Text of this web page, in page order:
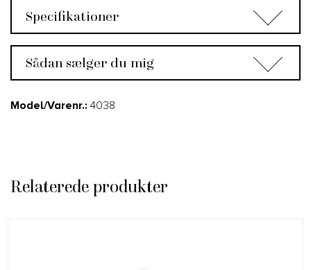
Specifikationer
Sådan sælger du mig
Model/Varenr.: 4038
Relaterede produkter